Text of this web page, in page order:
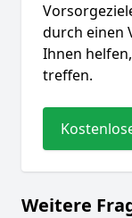
durch einen
Ihnen
treffen.
Weitere